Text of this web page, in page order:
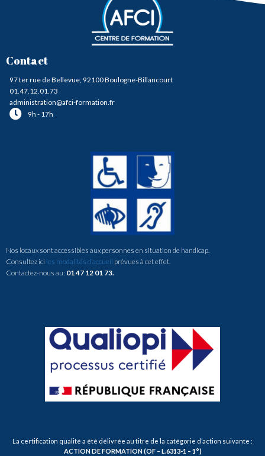
Contact
97 ter rue de Bellevue, 92100 Boulogne-Billancourt
01.47.12.01.73
administration@afci-formation.fr
9h - 17h
Nos locaux sont accessibles aux personnes en situation de handicap.
Consultez ici les modalités d’accueil prévues à cet effet.
Contactez-nous au: 01 47 12 01 73.
La certification qualité a été délivrée au titre de la catégorie d’action suivante :
ACTION DE FORMATION (OF – L.6313-1 – 1°)